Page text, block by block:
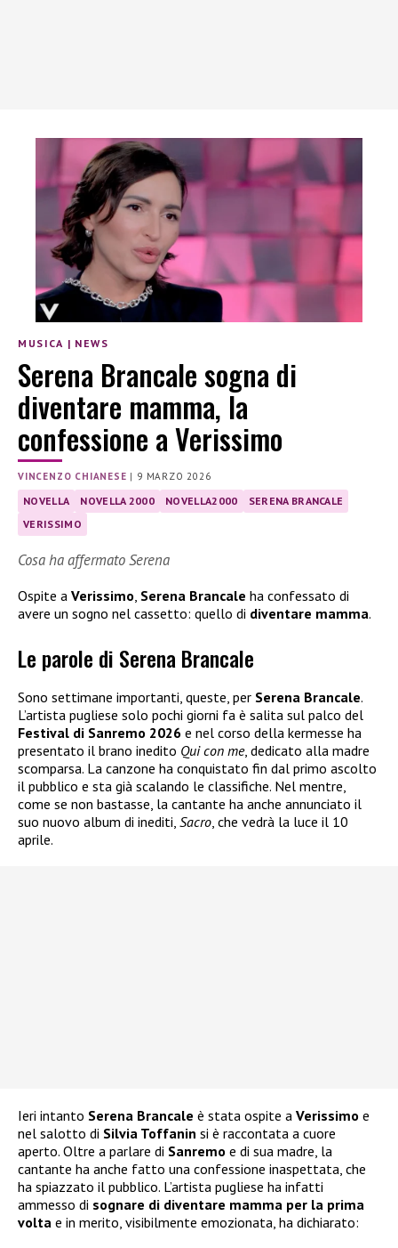
MUSICA | NEWS
Serena Brancale sogna di
diventare mamma, la
confessione a Verissimo
VINCENZO CHIANESE | 9 MARZO 2026
NOVELLA NOVELLA 2000 NOVELLA2000
SERENA BRANCALE
VERISSIMO
Cosa ha affermato Serena
Ospite a Verissimo Serena Brancale ha confessato di
avere un sogno nel cassetto: quello di diventare mamma.
Le parole di Serena Brancale
Sono settimane importanti, queste, per Serena Brancale.
L’artista pugliese solo pochi giorni fa è salita sul palco del
Festival di Sanremo 2026 e nel corso della kermesse ha
presentato il brano inedito Qui con me, dedicato alla madre
scomparsa. La canzone ha conquistato fin dal primo ascolto
il pubblico e sta già scalando le classifiche. Nel mentre,
come se non bastasse, la cantante ha anche annunciato il
suo nuovo album di inediti, Sacro, che vedrà la luce il 10
aprile.
Ieri intanto Serena Brancale è stata ospite a Verissimo e
nel salotto di Silvia Toffanin si è raccontata a cuore
aperto. Oltre a parlare di Sanremo e di sua madre, la
cantante ha anche fatto una confessione inaspettata, che
ha spiazzato il pubblico. L’artista pugliese ha infatti
ammesso di sognare di diventare mamma per la prima
volta e in merito, visibilmente emozionata, ha dichiarato: